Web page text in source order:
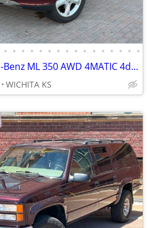
• • • • • • • • • • • • • • • •
2008 Mercedes-Benz ML 350 AWD 4MATIC 4dr SUV. CLEAN TITLE NO ACCIDENTS
WICHITA KS